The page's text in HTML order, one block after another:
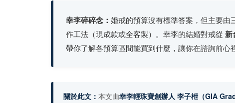
幸李碎碎念： 婚戒的預算沒有標準答案，但主要由
作工法（現成款或全客製）。幸李的結婚對戒從 新
帶你了解各預算區間能買到什麼，讓你在諮詢前心
關於此文： 本文由幸李輕珠寶創辦人 李子枻（GIA